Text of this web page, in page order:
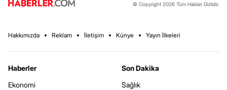
© Copyright 2026 Tüm Hakları Gizlidir.
Hakkımızda Reklam İletişim Künye Yayın İlkeleri
Haberler
Ekonomi
Son Dakika
Sağlık